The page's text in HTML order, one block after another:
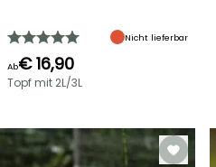
Nicht lieferbar
Ab€ 16,90
Topf mit 2L/3L